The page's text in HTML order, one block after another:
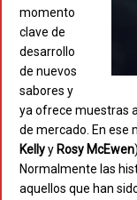
momento
clave de
desarrollo
de nuevos
sabores y
ya ofrece muestras
de mercado. En ese
Kellyy Rosy McEwen
Normalmente las
aquellos que han